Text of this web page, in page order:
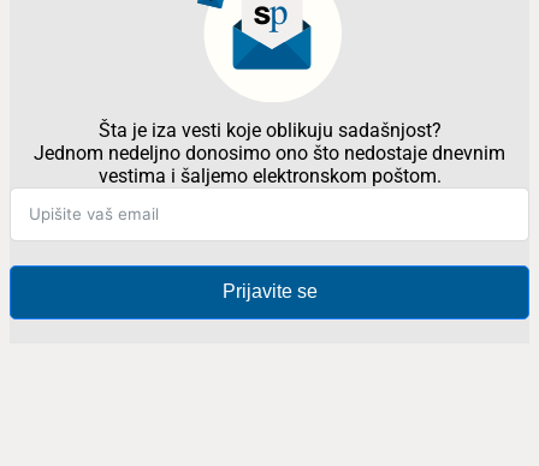
Šta je iza vesti koje oblikuju sadašnjost?
Jednom nedeljno donosimo ono što nedostaje dnevnim
vestima i šaljemo elektronskom poštom.
Prijavite se